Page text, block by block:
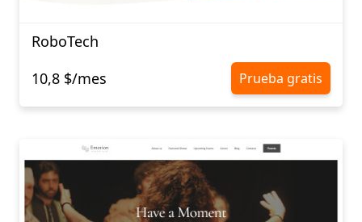
RoboTech
10,8 $/mes
Prueba gratis